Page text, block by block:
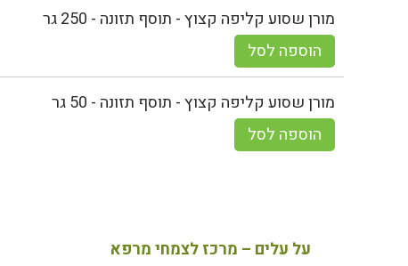
מורן שסוע קליפה קצוץ - תוסף תזונה - 250 גר
הוספה לסל
מורן שסוע קליפה קצוץ - תוסף תזונה - 50 גר
הוספה לסל
על עלים – מרכז לצמחי מרפא